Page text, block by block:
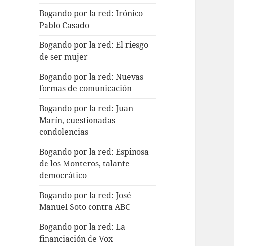
Bogando por la red: Irónico
Pablo Casado
Bogando por la red: El riesgo
de ser mujer
Bogando por la red: Nuevas
formas de comunicación
Bogando por la red: Juan
Marín, cuestionadas
condolencias
Bogando por la red: Espinosa
de los Monteros, talante
democrático
Bogando por la red: José
Manuel Soto contra ABC
Bogando por la red: La
financiación de Vox